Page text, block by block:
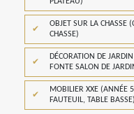
OBJET SUR LA CHASSE
CHASSE)
DÉCORATION DE
FONTE SALON DE
MOBILIER XXE (ANNÉE
FAUTEUIL, TABLE BASSE)